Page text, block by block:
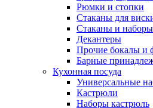
Рюмки и стопки
Стаканы для
Стаканы и
Декантеры
Прочие бокалы и
Барные
Кухонная посуда
Универсальные
Кастрюли
Наборы кастрюль